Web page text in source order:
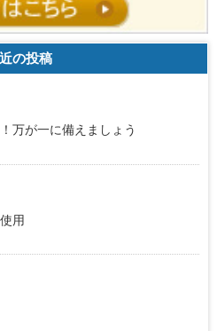
の投稿
万が一に備えましょう
用